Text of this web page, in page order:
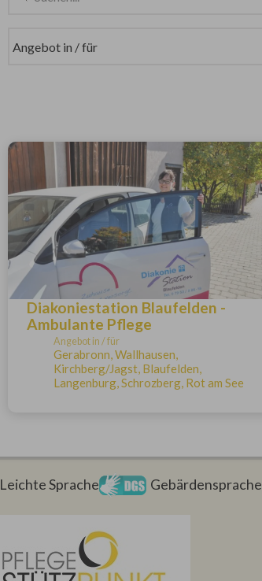
Diakoniestation Blaufelden -
Ambulante Pflege
Angebot in / für
Gerabronn, Wallhausen,
Kirchberg/Jagst, Blaufelden,
Langenburg, Schrozberg, Rot am See
Leichte Sprache Gebärdensprache